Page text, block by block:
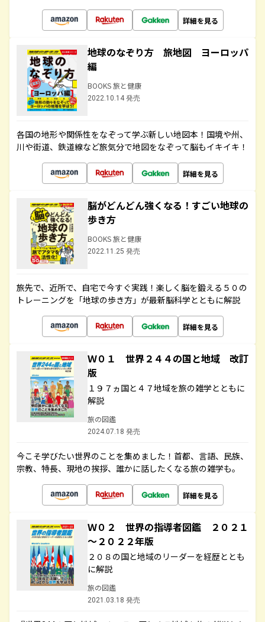
詳細を見る
地球のなぞり方 旅地図 ヨーロッパ
編
BOOKS 旅と健康
2022.10.14 発売
各国の地形や関係性をなぞって学ぶ新しい地図本！国境や州、
川や街道、鉄道線など旅気分で地図をなぞって脳もイキイキ！
詳細を見る
脳がどんどん強くなる！すごい地球の
歩き方
BOOKS 旅と健康
2022.11.25 発売
旅先で、近所で、自宅で今すぐ実践！楽しく脳を鍛える５０の
トレーニングを「地球の歩き方」が最新脳科学とともに解説
詳細を見る
Ｗ０１ 世界２４４の国と地域 改訂
版
１９７ヵ国と４７地域を旅の雑学とともに
解説
旅の図鑑
2024.07.18 発売
今こそ学びたい世界のことを集めました！首都、言語、民族、
宗教、特長、現地の挨拶、誰かに話したくなる旅の雑学も。
詳細を見る
Ｗ０２ 世界の指導者図鑑 ２０２１
～２０２２年版
２０８の国と地域のリーダーを経歴ととも
に解説
旅の図鑑
2021.03.18 発売